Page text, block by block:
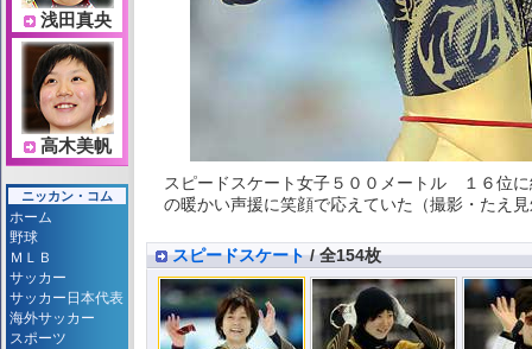
スピードスケート女子５００メートル １６位
の暖かい声援に笑顔で応えていた（撮影・たえ
スピードスケート/ 全154枚
浅田真央
高木美帆
ニッカン・コム
ホーム
野球
ＭＬＢ
サッカー
サッカー日本代表
海外サッカー
スポーツ